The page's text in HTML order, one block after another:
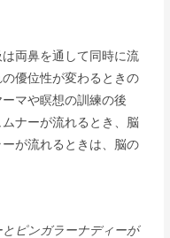
両鼻を通して同時に流
優位性が変わるときの
マや瞑想の訓練の後
ナーが流れるとき、脳
が流れるときは、脳の
ピンガラーナディーが